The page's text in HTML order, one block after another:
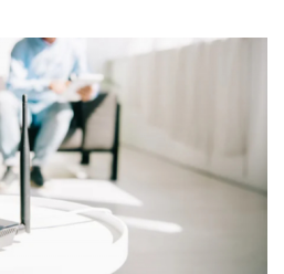
Đời sống
Nhà đẹp
Blog
Tình yêu - Gia đình